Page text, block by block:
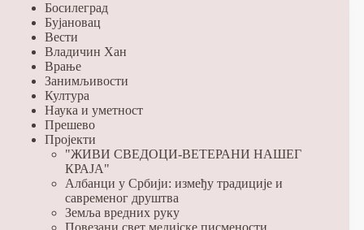
Босилеград
Бујановац
Вести
Владичин Хан
Врање
Занимљивости
Култура
Наука и уметност
Прешево
Пројекти
"ЖИВИ СВЕДОЦИ-ВЕТЕРАНИ НАШЕГ
КРАЈА"
Албанци у Србији: између традиције и
савременог друштва
Земља вредних руку